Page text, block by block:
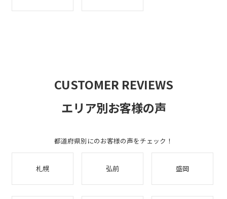
CUSTOMER REVIEWS
エリア別お客様の声
都道府県別にのお客様の声をチェック！
札幌 弘前 盛岡